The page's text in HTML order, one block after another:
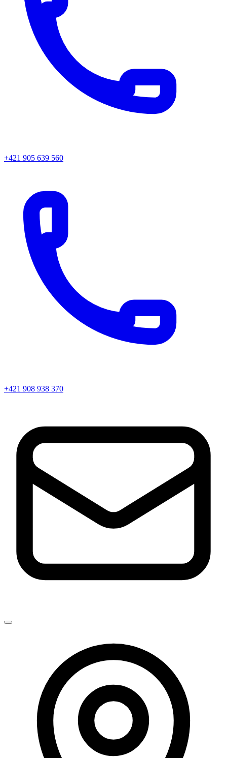
+421 905 639 560
+421 908 938 370